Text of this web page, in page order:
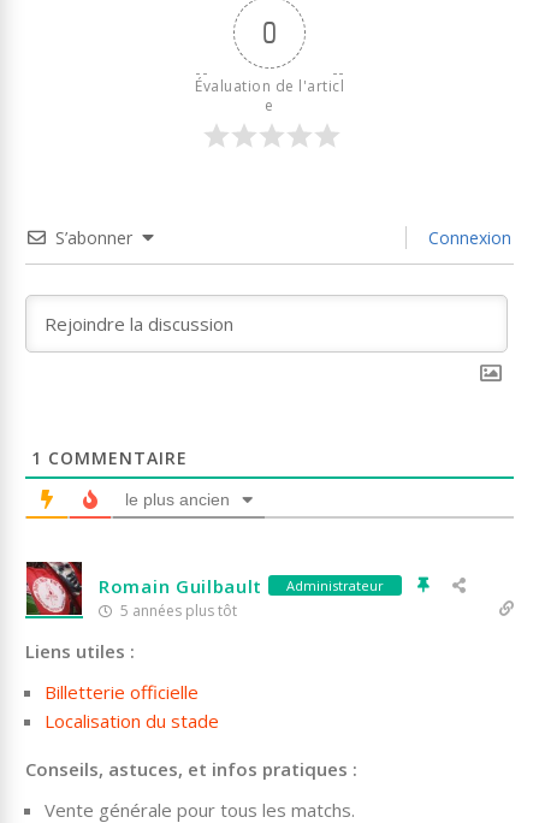
0
Évaluation de l'articl
e
S’abonner Connexion
1 COMMENTAIRE
le plus ancien
Romain Guilbault Administrateur
5 années plus tôt
Liens utiles :
Billetterie officielle
Localisation du stade
Conseils, astuces, et infos pratiques :
Vente générale pour tous les matchs.